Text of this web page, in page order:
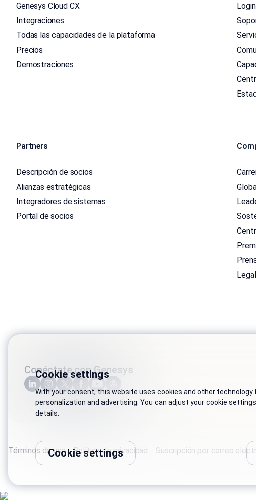
Genesys Cloud CX
Integraciones
Todas las capacidades de la plataforma
Precios
Demostraciones
Login
Partners
Descripción de socios
Alianzas estratégicas
Integradores de sistemas
Portal de socios
Legal
Conéctate con Genesys
Términos de uso Política de privacidad Suscripción por correo
Cookie settings
With your consent, this website uses cookies and other
personalization and advertising. You can adjust your cookie
details.
Cookie settings